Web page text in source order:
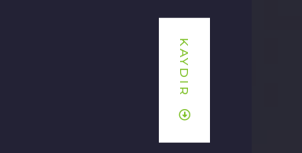
KAYDIR